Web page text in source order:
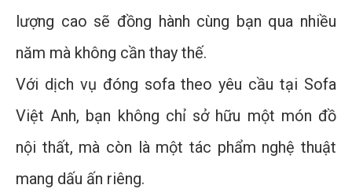
lượng cao sẽ đồng hành cùng bạn qua nhiều
năm mà không cần thay thế.
Với dịch vụ đóng sofa theo yêu cầu tại Sofa
Việt Anh, bạn không chỉ sở hữu một món đồ
nội thất, mà còn là một tác phẩm nghệ thuật
mang dấu ấn riêng.